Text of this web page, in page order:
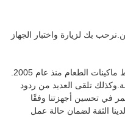
بك لزيارة واختبار الجهاز
2) نحن مصنعون محترفون نعمل في خط ماكينات الطعام منذ عام 2005.
ببيع أجهزتنا إلى أكثر من 50 دولة.وكذلك تلقى العديد من ردود
في تحسين أجهزتنا وفقًا
الثقة لضمان حالة عمل